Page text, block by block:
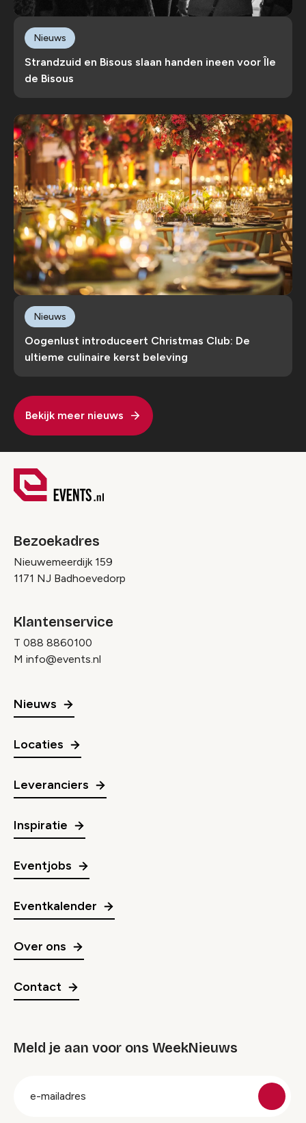
Strandzuid en Bisous slaan handen ineen voor Île
de Bisous
Nieuws
Oogenlust introduceert Christmas Club: De
ultieme culinaire kerst beleving
Nieuws
Bekijk meer nieuws
Bezoekadres
Nieuwemeerdijk 159
1171 NJ Badhoevedorp
Klantenservice
T 088 8860100
M info@events.nl
Nieuws
Locaties
Leveranciers
Inspiratie
Eventjobs
Eventkalender
Over ons
Contact
Meld je aan voor ons WeekNieuws